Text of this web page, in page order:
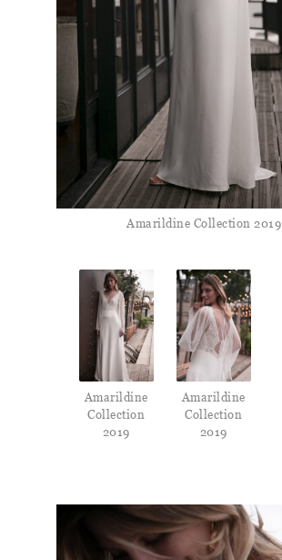
Amarildine Collection 2019
Amarildine
Collection
2019
Amarildine
Collection
2019